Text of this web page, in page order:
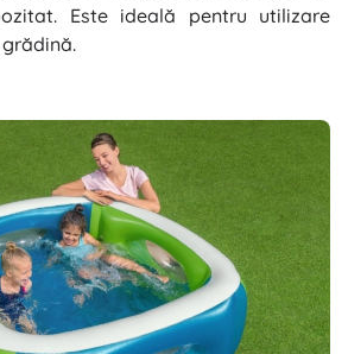
Este ideală pentru utilizare